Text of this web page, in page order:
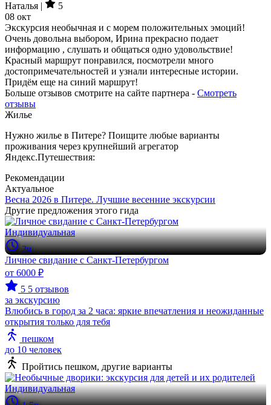
Наталья |
5
08 окт
Экскурсия необычная и с морем положительных эмоций!
Очень довольна выбором, Ирина прекрасно подает
информацию , слушать и общаться одно удовольствие!
Красный маршрут понравился, посмотрели много
достопримечательностей и узнали интересные истории.
Придём еще на синий маршрут!
Больше отзывов смотрите на сайте партнера - Смотреть
отзывы
Жилье
Нужно жилье в Питере? Поищите любые варианты
проживания через крупнейший агрегатор
Яндекс.Путешествия:
Рекомендации
Актуальное
Весна 2026 в Питере. Лучшие весенние экскурсии
Другие предложения этого гида
Индивидуальная
2ч
Личное свидание с Санкт-Петербургом
от 6000 ₽
5 5 отзывов
за экскурсию
Влюбись в город за 2 часа: яркие впечатления и неожиданные
открытия только для тебя
пешком
до 10 человек
Пройтись пешком, другие варианты
Индивидуальная